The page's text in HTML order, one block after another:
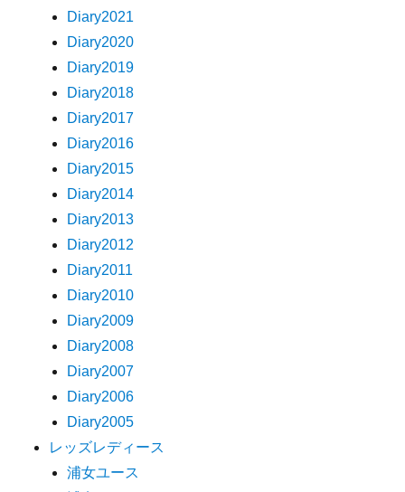
Diary2021
Diary2020
Diary2019
Diary2018
Diary2017
Diary2016
Diary2015
Diary2014
Diary2013
Diary2012
Diary2011
Diary2010
Diary2009
Diary2008
Diary2007
Diary2006
Diary2005
レッズレディース
浦女ユース